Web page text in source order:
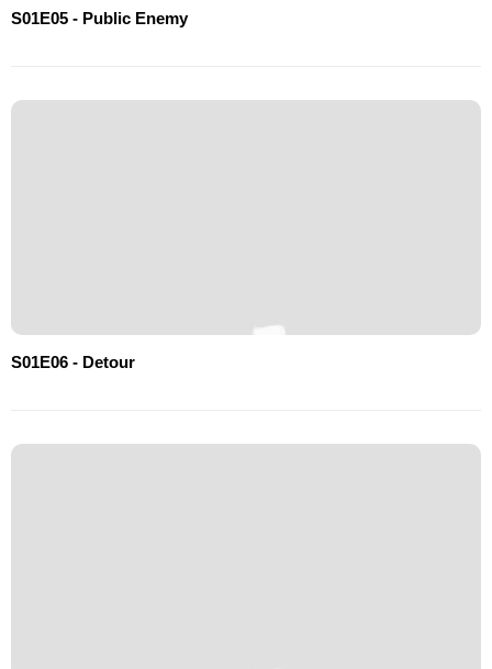
S01E05 - Public Enemy
S01E06 - Detour